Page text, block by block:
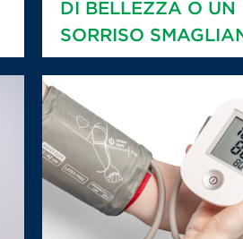
DI BELLEZZA O UN
SORRISO